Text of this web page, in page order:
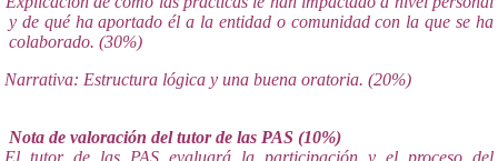
y de qué ha aportado él a la entidad o comunidad con la que se ha
colaborado. (30%)
Narrativa: Estructura lógica y una buena oratoria. (20%)
Nota de valoración del tutor de las PAS (10%)